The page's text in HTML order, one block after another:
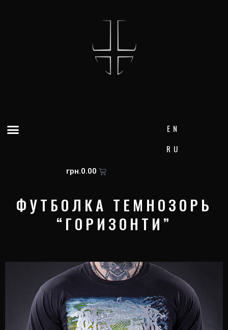
Menu
EN
RU
грн.0.00 Cart
ФУТБОЛКА ТЕМНОЗОРЬ
“ГОРИЗОНТИ”